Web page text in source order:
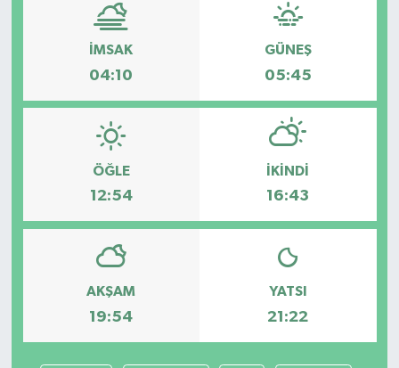
İMSAK
04:10
GÜNEŞ
05:45
ÖĞLE
12:54
İKINDI
16:43
AKŞAM
19:54
YATSI
21:22